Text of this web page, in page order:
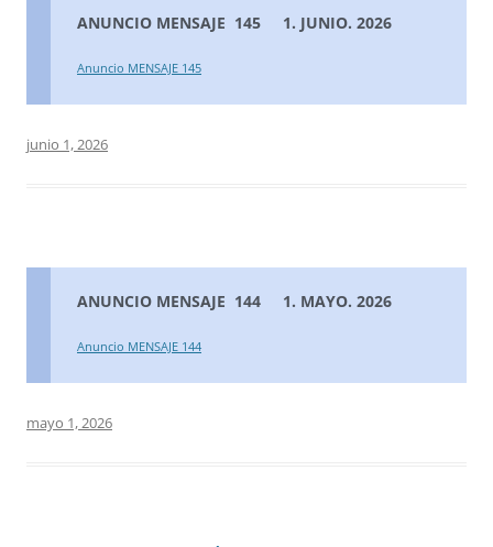
ANUNCIO MENSAJE 145 1. JUNIO. 2026
Anuncio MENSAJE 145
junio 1, 2026
ANUNCIO MENSAJE 144 1. MAYO. 2026
Anuncio MENSAJE 144
mayo 1, 2026